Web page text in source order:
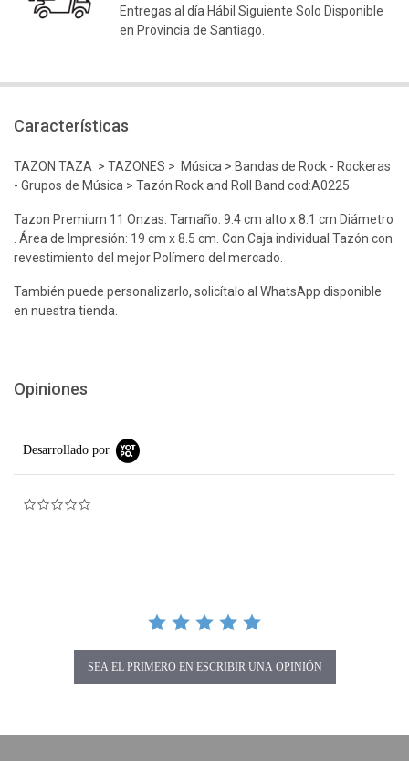
Entregas al día Hábil Siguiente Solo Disponible
en Provincia de Santiago.
Características
TAZON TAZA > TAZONES > Música > Bandas de Rock - Rockeras
- Grupos de Música > Tazón Rock and Roll Band cod:A0225
Tazon Premium 11 Onzas. Tamaño: 9.4 cm alto x 8.1 cm Diámetro
. Área de Impresión: 19 cm x 8.5 cm. Con Caja individual Tazón con
revestimiento del mejor Polímero del mercado.
También puede personalizarlo, solicítalo al WhatsApp disponible
en nuestra tienda.
Opiniones
Desarrollado por
SEA EL PRIMERO EN ESCRIBIR UNA OPINIÓN